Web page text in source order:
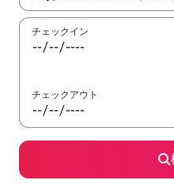
チェックイン
チェックアウト